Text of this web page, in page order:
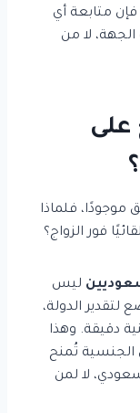
متابعة أي
لا من
على
فلماذا
فور الزواج؟
ليس
لتقدير الدولة،
دقيقة. وهذا
تُمنح
لا لمن